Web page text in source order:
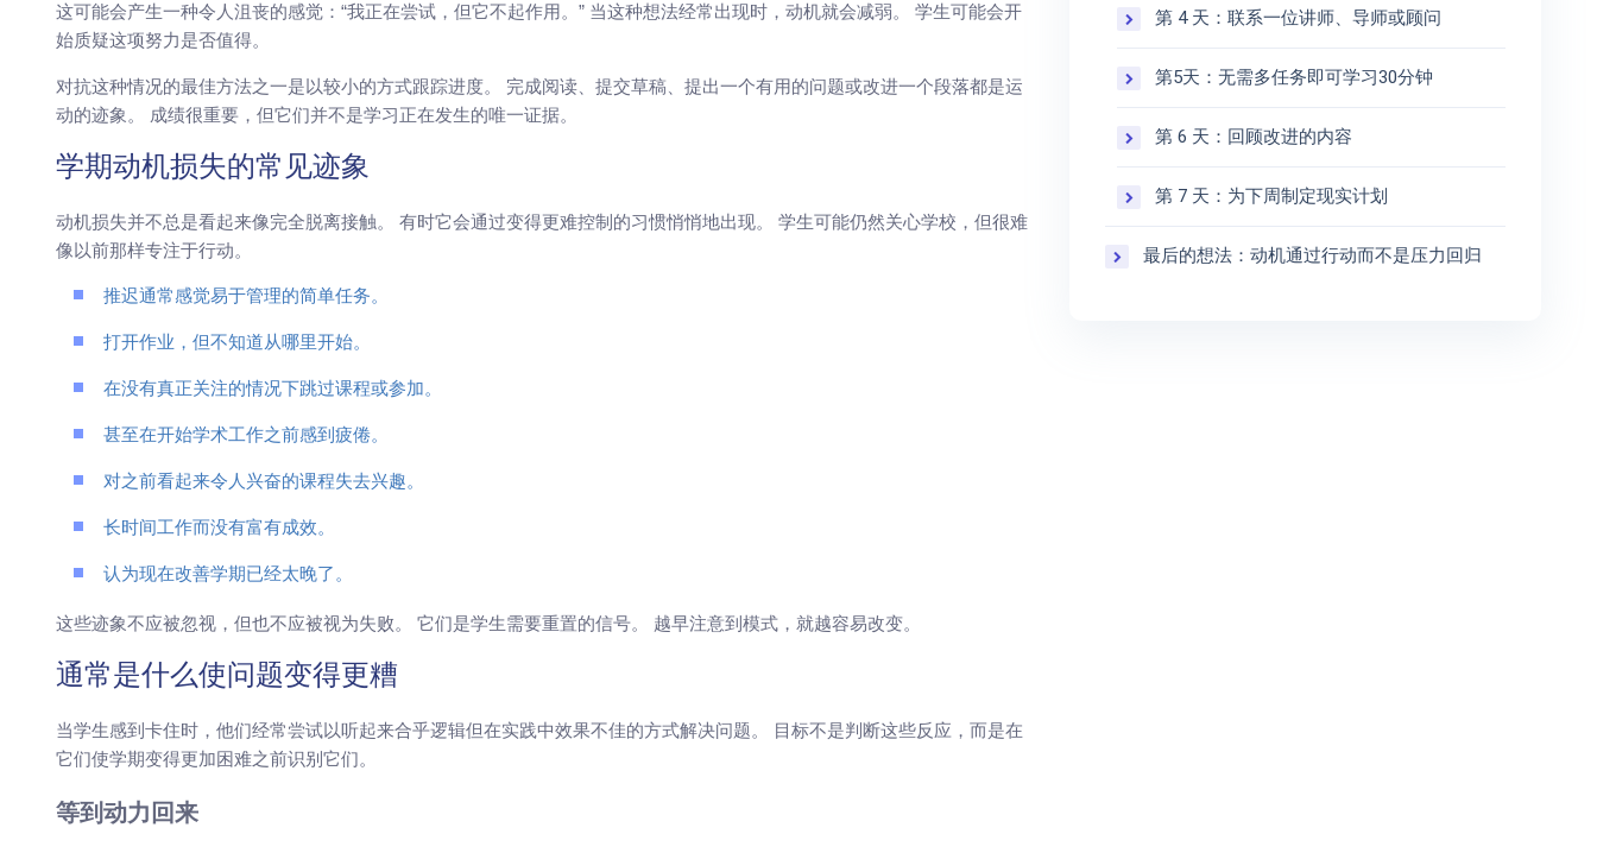
这可能会产生一种令人沮丧的感觉：“我正在尝试，但它不起作用。” 当这种想法经常出现时，动机就会减弱。 学生可能会开
始质疑这项努力是否值得。
对抗这种情况的最佳方法之一是以较小的方式跟踪进度。 完成阅读、提交草稿、提出一个有用的问题或改进一个段落都是运
动的迹象。 成绩很重要，但它们并不是学习正在发生的唯一证据。
学期动机损失的常见迹象
动机损失并不总是看起来像完全脱离接触。 有时它会通过变得更难控制的习惯悄悄地出现。 学生可能仍然关心学校，但很难
像以前那样专注于行动。
推迟通常感觉易于管理的简单任务。
打开作业，但不知道从哪里开始。
在没有真正关注的情况下跳过课程或参加。
甚至在开始学术工作之前感到疲倦。
对之前看起来令人兴奋的课程失去兴趣。
长时间工作而没有富有成效。
认为现在改善学期已经太晚了。
这些迹象不应被忽视，但也不应被视为失败。 它们是学生需要重置的信号。 越早注意到模式，就越容易改变。
通常是什么使问题变得更糟
当学生感到卡住时，他们经常尝试以听起来合乎逻辑但在实践中效果不佳的方式解决问题。 目标不是判断这些反应，而是在
它们使学期变得更加困难之前识别它们。
等到动力回来
第 4 天：联系一位讲师、导师或顾问
第5天：无需多任务即可学习30分钟
第 6 天：回顾改进的内容
第 7 天：为下周制定现实计划
最后的想法：动机通过行动而不是压力回归